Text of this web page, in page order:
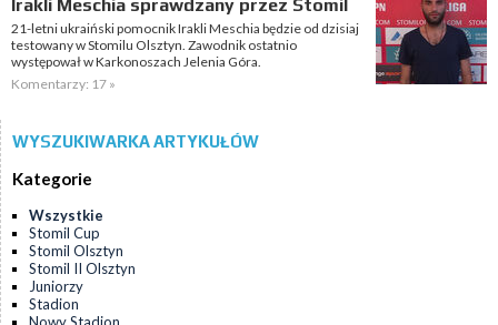
Irakli Meschia sprawdzany przez Stomil
21-letni ukraiński pomocnik Irakli Meschia będzie od dzisiaj
testowany w Stomilu Olsztyn. Zawodnik ostatnio
występował w Karkonoszach Jelenia Góra.
Komentarzy: 17 »
WYSZUKIWARKA ARTYKUŁÓW
Kategorie
Wszystkie
Stomil Cup
Stomil Olsztyn
Stomil II Olsztyn
Juniorzy
Stadion